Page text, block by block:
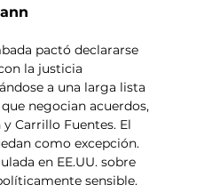
pactó declararse
la justicia
a una larga lista
negocian acuerdos,
Carrillo Fuentes. El
como excepción.
en EE.UU. sobre
sensible.